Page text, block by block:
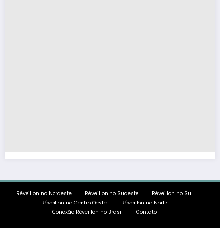
Réveillon no Nordeste Réveillon no Sudeste
Réveillon no Sul
Réveillon no Centro Oeste
Réveillon no Norte
Conexão Réveillon no Brasil
Contato